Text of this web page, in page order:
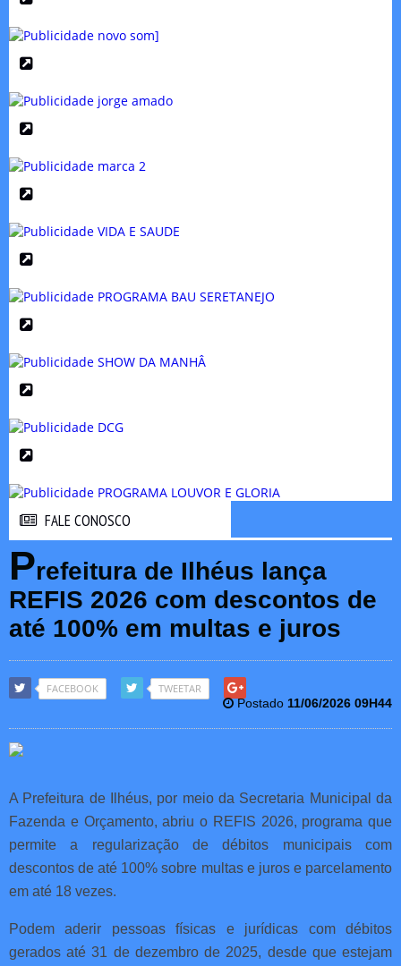
FALE CONOSCO
Prefeitura de Ilhéus lança
REFIS 2026 com descontos de
até 100% em multas e juros
FACEBOOK TWEETAR
Postado 11/06/2026 09H44
A Prefeitura de Ilhéus, por meio da Secretaria Municipal da
Fazenda e Orçamento, abriu o REFIS 2026, programa que
permite a regularização de débitos municipais com
descontos de até 100% sobre multas e juros e parcelamento
em até 18 vezes.
Podem aderir pessoas físicas e jurídicas com débitos
gerados até 31 de dezembro de 2025, desde que estejam